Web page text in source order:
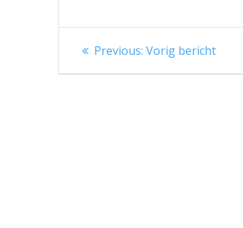
Berichtnavigatie
Previous: Previous
Vorig bericht